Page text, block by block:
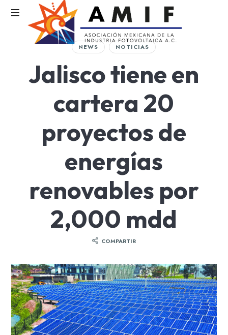
Fotovoltaica
NEWS NOTICIAS
Jalisco tiene en
cartera 20
proyectos de
energías
renovables por
2,000 mdd
COMPARTIR